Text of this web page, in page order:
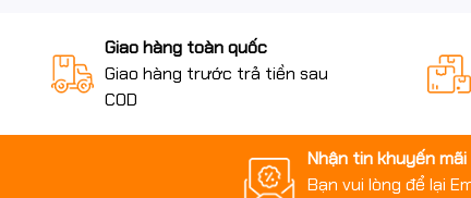
Giao hàng toàn quốc
Giao hàng trước trả tiền sau
COD
Nhận tin khuyến mãi
Bạn vui lòng để lại